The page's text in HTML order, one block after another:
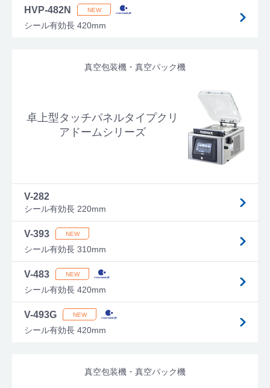
HVP-482N
シール有効長 420mm
真空包装機・真空パック機
卓上型タッチパネルタイプクリ
アドームシリーズ
V-282
シール有効長 220mm
V-393
シール有効長 310mm
V-483
シール有効長 420mm
V-493G
シール有効長 420mm
真空包装機・真空パック機